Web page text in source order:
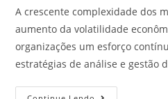
A crescente complexidade dos
aumento da volatilidade
organizações um esforço
estratégias de análise e gestão